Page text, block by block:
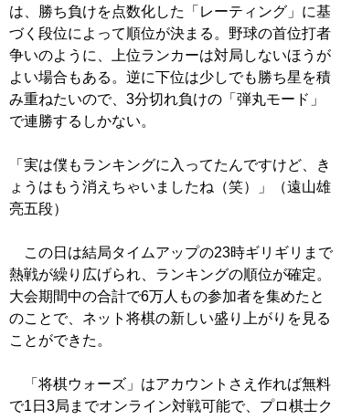
は、勝ち負けを点数化した「レーティング」に基
づく段位によって順位が決まる。野球の首位打者
争いのように、上位ランカーは対局しないほうが
よい場合もある。逆に下位は少しでも勝ち星を積
み重ねたいので、3分切れ負けの「弾丸モード」
で連勝するしかない。
「実は僕もランキングに入ってたんですけど、き
ょうはもう消えちゃいましたね（笑）」（遠山雄
亮五段）
この日は結局タイムアップの23時ギリギリまで
熱戦が繰り広げられ、ランキングの順位が確定。
大会期間中の合計で6万人もの参加者を集めたと
のことで、ネット将棋の新しい盛り上がりを見る
ことができた。
「将棋ウォーズ」はアカウントさえ作れば無料
で1日3局までオンライン対戦可能で、プロ棋士ク